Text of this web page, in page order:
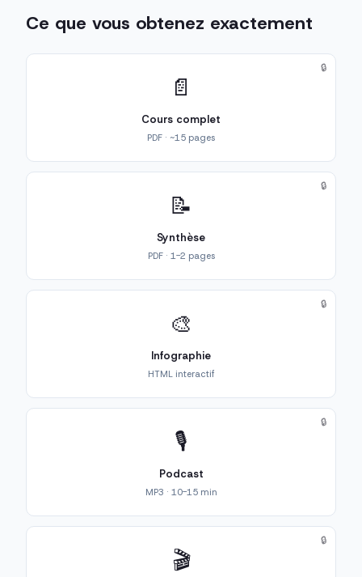
Ce que vous obtenez exactement
📄
Cours complet
PDF · ~15 pages
🔒
📝
Synthèse
PDF · 1-2 pages
🔒
🎨
Infographie
HTML interactif
🔒
🎙️
Podcast
MP3 · 10-15 min
🔒
🎬
🔒